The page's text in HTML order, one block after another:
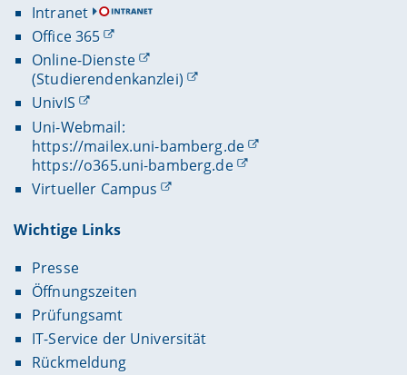
Intranet
Office 365
Online-Dienste
(Studierendenkanzlei)
UnivIS
Uni-Webmail:
https://mailex.uni-bamberg.de
https://o365.uni-bamberg.de
Virtueller Campus
Wichtige Links
Presse
Öffnungszeiten
Prüfungsamt
IT-Service der Universität
Rückmeldung